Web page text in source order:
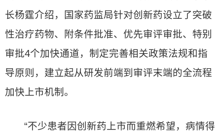
长杨霆介绍，国家药监局针对创新药设立了突破
性治疗药物、附条件批准、优先审评审批、特别
审批4个加快通道，制定完善相关政策法规和指
导原则，建立起从研发前端到审评末端的全流程
加快上市机制。
“不少患者因创新药上市而重燃希望，病情得